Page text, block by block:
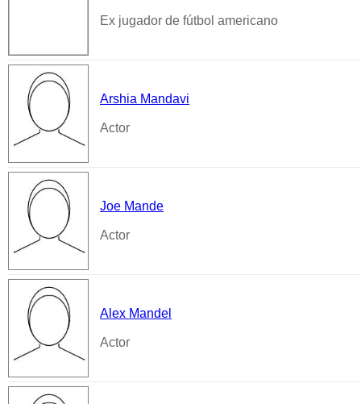
Ex jugador de fútbol americano
Arshia Mandavi
Actor
Joe Mande
Actor
Alex Mandel
Actor